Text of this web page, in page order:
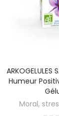
ARKOGELULES
Humeur
Moral,